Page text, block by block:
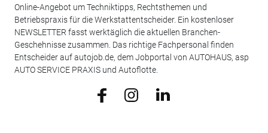
Online-Angebot um Techniktipps, Rechtsthemen und
Betriebspraxis für die Werkstattentscheider. Ein kostenloser
NEWSLETTER fasst werktäglich die aktuellen Branchen-
Geschehnisse zusammen. Das richtige Fachpersonal finden
Entscheider auf autojob.de, dem Jobportal von AUTOHAUS, asp
AUTO SERVICE PRAXIS und Autoflotte.